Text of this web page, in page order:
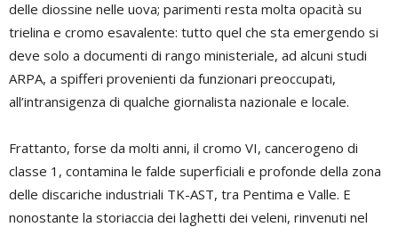
delle diossine nelle uova; parimenti resta molta opacità su
trielina e cromo esavalente: tutto quel che sta emergendo si
deve solo a documenti di rango ministeriale, ad alcuni studi
ARPA, a spifferi provenienti da funzionari preoccupati,
all’intransigenza di qualche giornalista nazionale e locale.
Frattanto, forse da molti anni, il cromo VI, cancerogeno di
classe 1, contamina le falde superficiali e profonde della zona
delle discariche industriali TK-AST, tra Pentima e Valle. E
nonostante la storiaccia dei laghetti dei veleni, rinvenuti nel